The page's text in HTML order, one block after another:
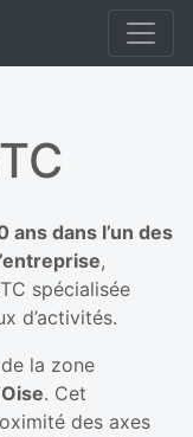
ans dans l’un des
,
spécialisée
d’activités.
la zone
. Cet
des axes